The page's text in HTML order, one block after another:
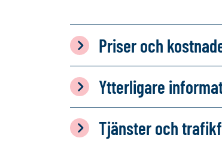
Priser och
Ytterligare
Tjänster och